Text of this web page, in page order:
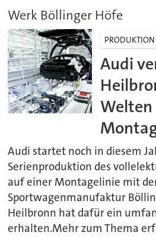
Werk Böllinger Höfe
PRODUKTION
Audi
Audi startet noch in diesem
Serienproduktion des
auf einer Montagelinie mit
Sportwagenmanufaktur
Heilbronn hat dafür ein
erhalten.Mehr zum Thema